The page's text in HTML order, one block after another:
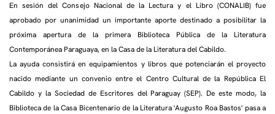
En sesión del Consejo Nacional de la Lectura y el Libro (CONALIB) fue
aprobado por unanimidad un importante aporte destinado a posibilitar la
próxima apertura de la primera Biblioteca Pública de la Literatura
Contemporánea Paraguaya, en la Casa de la Literatura del Cabildo.
La ayuda consistirá en equipamientos y libros que potenciarán el proyecto
nacido mediante un convenio entre el Centro Cultural de la República El
Cabildo y la Sociedad de Escritores del Paraguay (SEP). De este modo, la
Biblioteca de la Casa Bicentenario de la Literatura 'Augusto Roa Bastos' pasa a